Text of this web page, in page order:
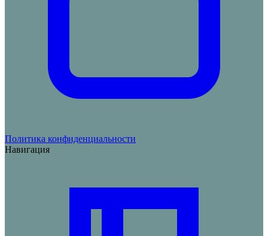
Политика конфиденциальности
Навигация